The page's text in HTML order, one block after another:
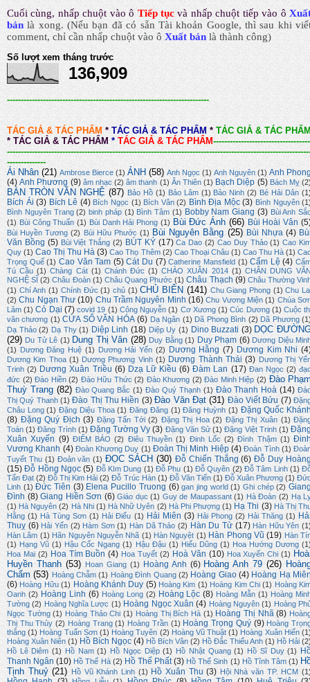
Cuối cùng, nhấp chuột vào ô Tiếp tục và nhấp chuột tiếp vào ô
bản là xong.(Nếu bạn đã có sẵn Tài khoản Google, thì sau khi
comment, chỉ cần nhấp chuột vào ô Xuất bảnlà thành công)
Số lượt xem tháng trước
136,909
-------------------------------------------------------------------------
TÁC GIẢ & TÁC PHẨM * TÁC GIẢ & TÁC PHẨM * TÁC GIẢ & TÁC
* TÁC GIẢ & TÁC PHẨM *TÁC GIẢ & TÁC PHẨM-----------------------------------
--------------
Ái Nhân (21) Ambrose Bierce (1) ẢNH (58) Anh Ngọc (1) Anh Nguyên (1) Anh
(4) Anh Phương (9) âm nhạc (2) âm thanh (1) Ân Thiên (1) Bạch Diệp (5) Bách Mỵ
BÀN TRÒN VĂN NGHỆ (87) Bảo Hồ (1) Bảo Lâm (1) Bảo Ninh (2) Bé Hải Dân
Bích Ái (3) Bích Lê (4) Bích Ngọc (1) Bích Vân (2) Bình Địa Mộc (3) Bình Nguyên
Bình Nguyên Trang (2) binh pháp (1) Bình Tâm (1) Bobby Nam Giang (3) Bùi Anh
(1) Bùi Công Thuấn (1) Bùi Danh Hải Phong (1) Bùi Đức Ánh (66) Bùi Hoài Vân
Bùi Huyền Tương (2) Bùi Hữu Phước (1) Bùi Nguyên Bằng (25) Bùi Nhựa (4)
Văn Bồng (5) Bùi Việt Thắng (2) BÚT KÝ (17) Ca Dao (2) Cao Duy Thảo (1) Cao
Quy (1) Cao Thị Thu Hà (3) Cao Thọ Thêm (2) Cao Thoại Châu (1) Cao Thu Hà (1)
Trọng Quế (1) Cao Văn Tam (5) Cát Du (7) Catherine Mansfield (1) Cẩm Lệ (4)
Tú Cầu (1) Chàng Cát (1) Chánh Đức (1) CHÀO XUÂN 2014 (1) CHÂN DUNG
NGHỆ SĨ (2) Châu Đoàn (1) Châu Quang Phước (1) Châu Thạch (9) Châu Thường
(1) Chí Anh (1) Chính Đức (1) chủ (1) CHỦ BIÊN (141) Chu Giang Phong (1) Chu
(2) Chu Ngạn Thư (10) Chu Trầm Nguyên Minh (16) Chu Vương Miện (1) Chúa
Lâm (1) Cỏ Dại (7) covid 19 (1) Công Nguyễn (1) Cơ Xương (1) Cúc Dương (1) Cuộc
văn chương (1) CỬA SỔ VĂN HÓA (6) Dạ Ngân (1) Dã Phong Bình (2) Dã Phương
Dạ Thảo (2) Dạ Thy (1) Diệp Linh (18) Diệp Uy (1) Dino Buzzati (3) DỌC
(29) Du Tử Lê (1) Dung Thị Vân (28) Duy Bằng (1) Duy Phạm (6) Dương Diệu
(1)
Dương Đăng Huệ (1) Dương Hải Yến (2) Dương Hằng (7) Dương Kim Nhi
Dương Kim Thoa (1) Dương Phương Vinh (1) Dương Thành Thái (3) Dương Thị
Trinh (2) Dương Xuân Triều (6) Dzạ Lữ Kiều (6) Đàm Lan (17) Đan Ngọc (2)
đức (2) Đào Hiền (2) Đào Hữu Thức (2) Đào Khương (2) Đào Minh Hiệp (2) Đào
Thuỳ Trang (82) Đào Quang Bắc (1) Đào Quý Thạnh (1) Đào Thanh Hoà (14)
Thị Quý Thanh (1) Đào Thị Thu Hiền (3) Đào Văn Đạt (31) Đào Viết Bửu (7)
Châu Long (1) Đặng Diệu Thoa (1) Đăng Đăng (1) Đăng Huỳnh (1) Đặng Quốc
(8) Đặng Quý Địch (3) Đặng Tấn Tới (2) Đặng Thị Hoa (2) Đặng Thị Xuân (1)
Toán (1) Đăng Trình (1) Đặng Tường Vy (3) Đặng Văn Sử (1) Đặng Việt Trinh (1)
Xuân Xuyến (9) ĐIỂM BÁO (2) Điêu Thuyền (1) Đinh Lốc (2) Đình Thậm (1)
Vương Khanh (4) Đoàn Khương Duy (1) Đoàn Thị Minh Hiệp (4) Đoàn Tình (1)
Tuyết Thu (1) Đoản văn (1) ĐỌC SÁCH (30) Đỗ Chiến Thắng (6) Đỗ Duy
(15) Đỗ Hồng Ngọc (5) Đỗ KIm Dung (1) Đỗ Phu (1) Đỗ Quyên (2) Đỗ Tâm Linh (1)
Tấn Đạt (2) Đỗ Thị Kim Hải (2) Đỗ Trúc Hàn (1) Đỗ Văn Tiến (1) Đỗ Xuân Phương (1)
Linh (1) Đức Tiên (3) Elena Pucillo Truong (6) gan jing world (1) Ghi chép (2)
Đình (8) Giang Hiền Sơn (6) Giáo dục (1) Guy de Maupassant (1) Hà Đoàn (2) Hạ
(1) Hà Nguyên (2) Hà Nhi (1) Hà Nhữ Uyên (2) Hà Phi Phượng (1) Hạ Thi (3) Hà Thị
Hằng (1) Hà Tùng Sơn (1) Hải Điểu (1) Hải Miên (3) Hải Phong (2) Hải Thăng (1)
Thuỵ (6) Hải Yến (2) Hàm Sơn (1) Hàn Dã Thảo (2) Hàn Du Tử (17) Hàn Hữu Yên
Hàn Lâm (1) Hãn Nguyên Nguyễn Nhã (1) Hàn Nguyệt (1) Hàn Phong Vũ (19) Hàn
(1) Hạng Vũ (1) Hậu Cốc Ngang (1) Hậu Đậu (1) Hiếu Dũng (1) Hoa Hướng Dương
Hoa Mai (2) Hoa Tím Buồn (4) Hoa Tuyết (2) Hoà Văn (10) Hoa Xuyến Chi (1)
Huyền Thanh (53) Hoan Giang (1) Hoàng Anh (6) Hoàng Anh 79 (26)
Chẩm (53) Hoàng Chẫm (1) Hoàng Đình Quang (2) Hoàng Giao (4) Hoàng Hạ
(6) Hoàng Hữu (1) Hoàng Khánh Duy (5) Hoàng Kim (1) Hoàng Kim Chi (1) Hoàng
Oanh (2) Hoàng Linh (6) Hoàng Long (2) Hoàng Lộc (8) Hoàng Mẫn (1) Hoàng
Tường (2) Hoàng Nghĩa Lược (1) Hoàng Ngọc Xuân (4) Hoàng Nguyên (1) Hoàng
Ngọc Tường (1) Hoàng Thảo Chi (1) Hoàng Thị Bích Hà (1) Hoàng Thị Nhã (8)
Thị Thu Thủy (2) Hoàng Trang (1) Hoàng Trần (1) Hoàng Trọng Quý (9) Hoàng
thắng (1) Hoàng Tuấn Sơn (1) Hoàng Tuyên (2) Hoàng Vũ Thuật (1) Hoàng Xuân Hiến
Hoàng Xuân Niên (1) Hồ Bích Ngọc (4) Hồ Bích Vân (2) Hồ Đắc Thiếu Anh (1) Hồ Hải
Hồ Lê Diêm (1) Hồ Nam (1) Hồ Ngọc Diệp (1) Hồ Nhật Quang (1) Hồ Sĩ Duy (1)
Thanh Ngân (10) Hồ Thế Hà (2) Hồ Thế Phất (3) Hồ Thế Sinh (1) Hồ Tĩnh Tâm (1)
Tịnh Thuỷ (21) Hồ Vũ Khánh Linh (1) Hồ Xuân Thu (3) Hội Nhà văn TP. HCM